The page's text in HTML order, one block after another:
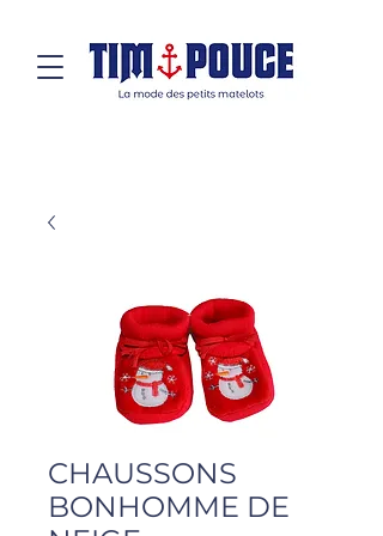
CHAUSSONS
BONHOMME DE